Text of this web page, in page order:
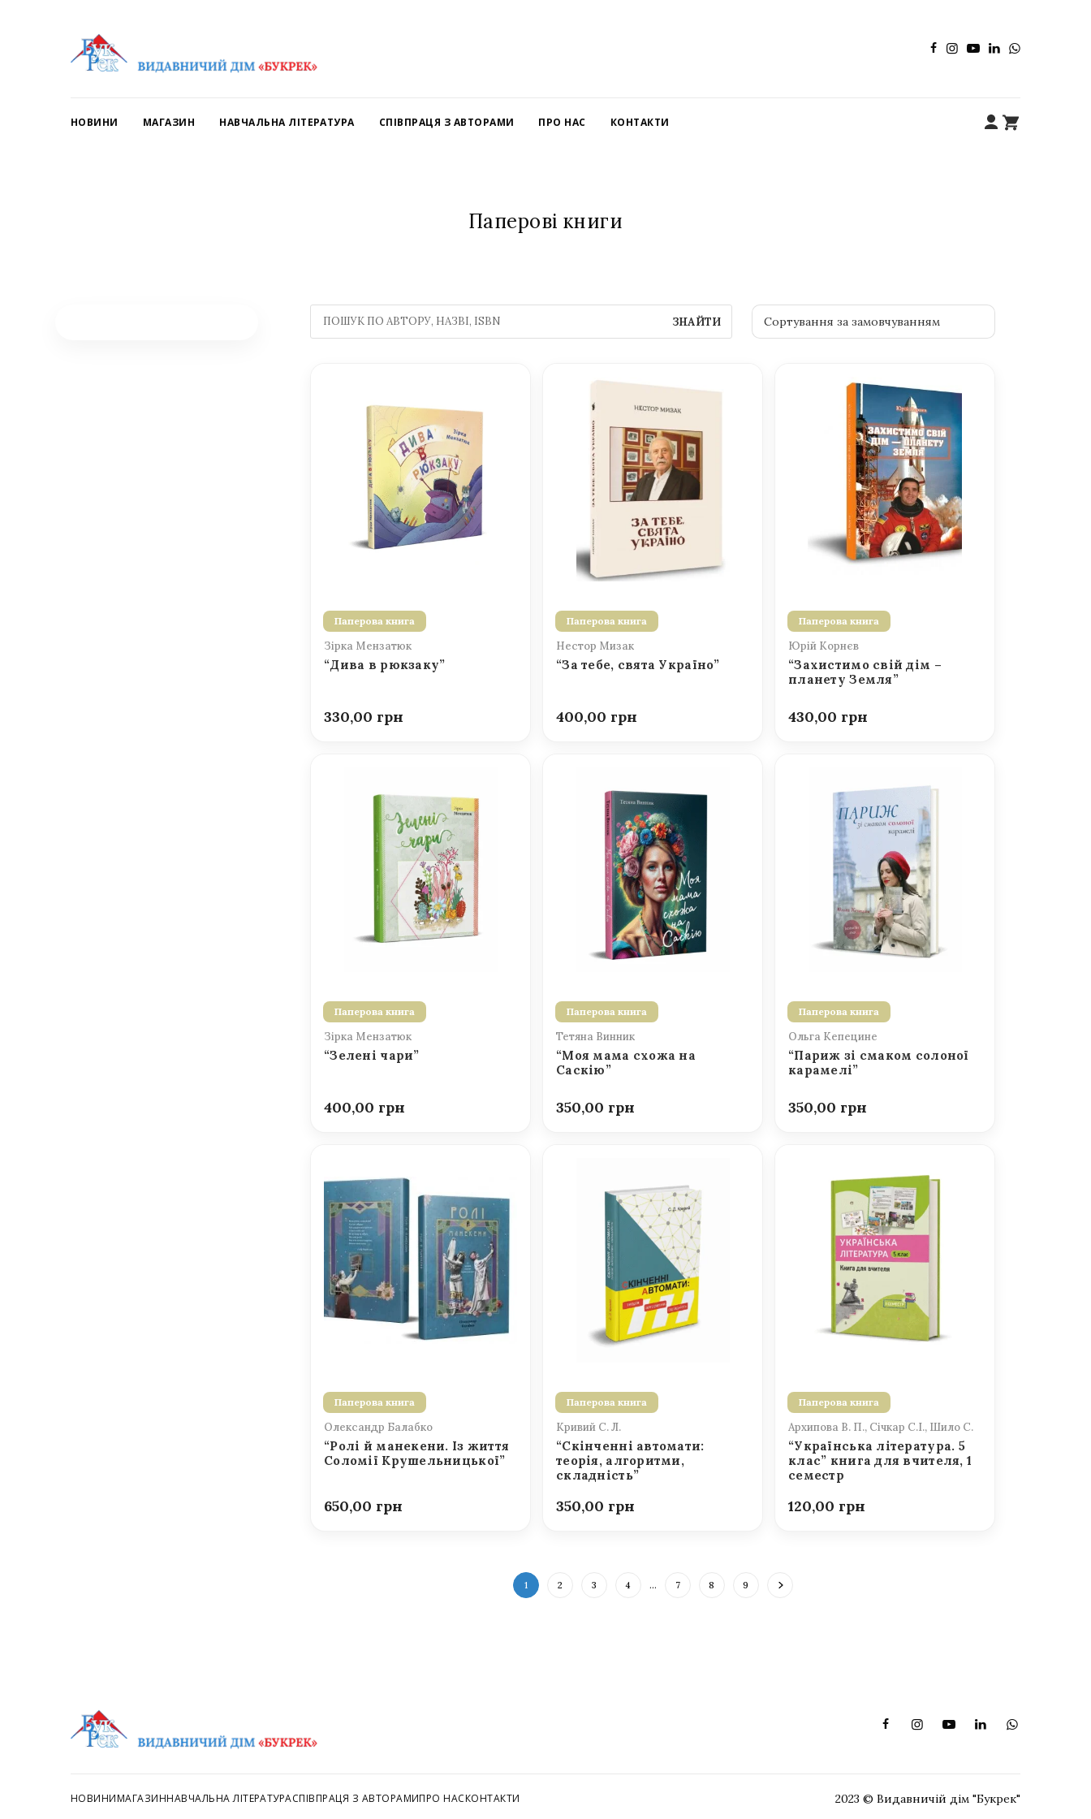
НОВИНИ МАГАЗИН НАВЧАЛЬНА ЛІТЕРАТУРА СПІВПРАЦЯ З АВТОРАМИ ПРО НАС КОНТАКТИ
Паперові книги
ЗНАЙТИ
Паперова книга
Зірка Мензатюк
“Дива в рюкзаку”
330,00
Паперова книга
Нестор Мизак
“За тебе, свята Україно”
400,00
Паперова книга
Юрій Корнєв
“Захистимо свій дім –
планету Земля”
430,00
Паперова книга
Зірка Мензатюк
“Зелені чари”
400,00
Паперова книга
Тетяна Винник
“Моя мама схожа на
Саскію”
350,00
Паперова книга
Ольга Кепецине
“Париж зі смаком солоної
карамелі”
350,00
Паперова книга
Олександр Балабко
“Ролі й манекени. Із життя
Соломії Крушельницької”
650,00
Паперова книга
Кривий С. Л.
“Скінченні автомати:
теорія, алгоритми,
складність”
350,00
Паперова книга
Архипова В. П., Січкар С.І., Шило С.
“Українська література. 5
клас” книга для вчителя, 1
семестр
120,00
1 2 3 4 … 7 8 9
НОВИНИМАГАЗИННАВЧАЛЬНА ЛІТЕРАТУРАСПІВПРАЦЯ З АВТОРАМИПРО НАСКОНТАКТИ 2023 © Видавничій дім "Букрек"